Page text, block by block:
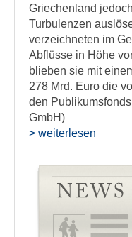
Griechenland
Turbulenzen
verzeichneten im
Abflüsse in Höhe
blieben sie mit
278 Mrd. Euro die
den
GmbH)
> weiterlesen